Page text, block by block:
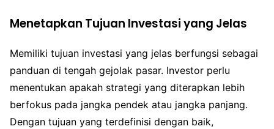
Menetapkan Tujuan Investasi yang Jelas
Memiliki tujuan investasi yang jelas berfungsi sebagai
panduan di tengah gejolak pasar. Investor perlu
menentukan apakah strategi yang diterapkan lebih
berfokus pada jangka pendek atau jangka panjang.
Dengan tujuan yang terdefinisi dengan baik,